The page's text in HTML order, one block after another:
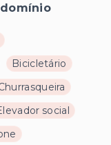
Bicicletário
social